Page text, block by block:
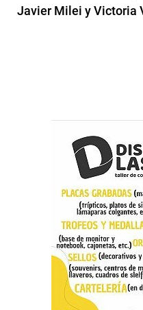
Javier Milei y Victoria